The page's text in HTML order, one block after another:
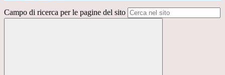
Campo di ricerca per le pagine del sito